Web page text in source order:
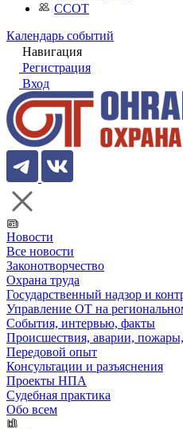
ССОТ
Календарь событий
Навигация
Регистрация
Вход
Новости
Все новости
Законотворчество
Охрана труда
Государственный надзор и
Управление ОТ на
События, интервью, факты
Происшествия, аварии,
Передовой опыт
Консультации и разъяснения
Проекты НПА
Судебная практика
Обо всем